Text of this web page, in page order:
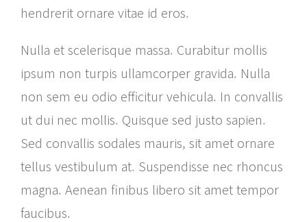
hendrerit ornare vitae id eros.
Nulla et scelerisque massa. Curabitur mollis
ipsum non turpis ullamcorper gravida. Nulla
non sem eu odio efficitur vehicula. In convallis
ut dui nec mollis. Quisque sed justo sapien.
Sed convallis sodales mauris, sit amet ornare
tellus vestibulum at. Suspendisse nec rhoncus
magna. Aenean finibus libero sit amet tempor
faucibus.